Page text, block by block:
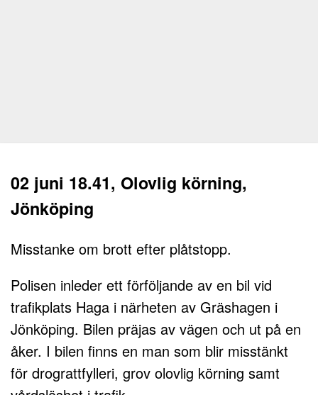
02 juni 18.41, Olovlig körning,
Jönköping
Misstanke om brott efter plåtstopp.
Polisen inleder ett förföljande av en bil vid
trafikplats Haga i närheten av Gräshagen i
Jönköping. Bilen präjas av vägen och ut på en
åker. I bilen finns en man som blir misstänkt
för drograttfylleri, grov olovlig körning samt